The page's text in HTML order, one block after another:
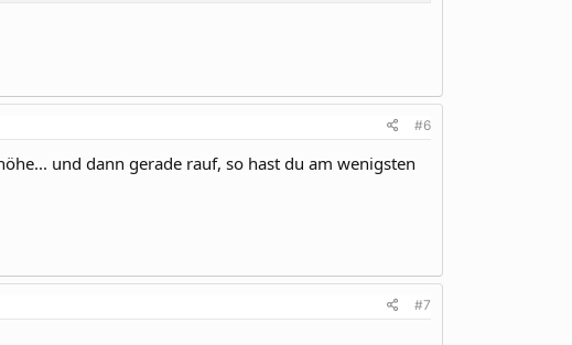
#6
und dann gerade rauf, so hast du am wenigsten
#7